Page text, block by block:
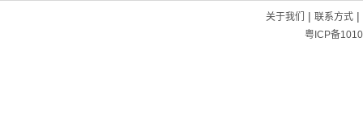
关于我们 | 联系方式|
粤ICP备